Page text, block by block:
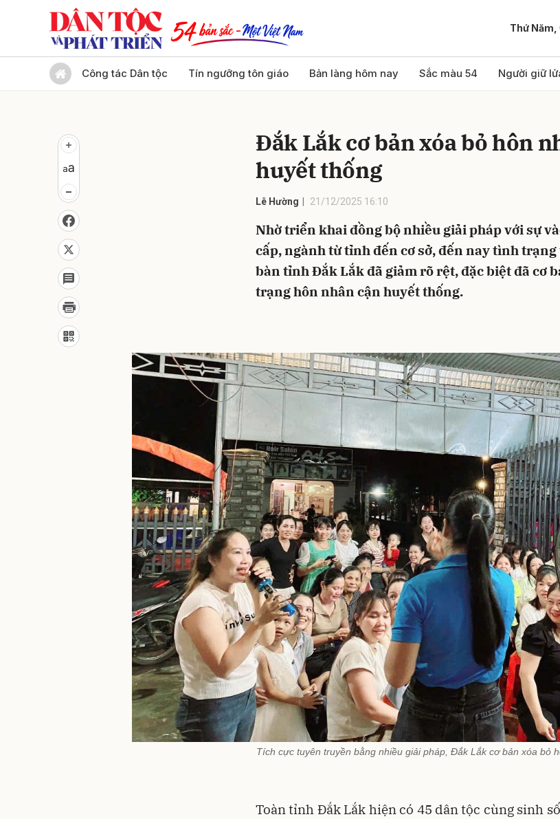
Thứ Năm,
Công tác Dân tộc Tín ngưỡng tôn giáo Bản làng hôm nay Sắc màu 54 Người giữ
Đắk Lắk cơ bản xóa bỏ hôn
huyết thống
Lê Hường 21/12/2025 16:10
Nhờ triển khai đồng bộ nhiều giải pháp với sự
cấp, ngành từ tỉnh đến cơ sở, đến nay tình
bàn tỉnh Đắk Lắk đã giảm rõ rệt, đặc biệt đã cơ
trạng hôn nhân cận huyết thống.
Tích cực tuyên truyền bằng nhiều giải pháp, Đắk Lắk cơ bản xóa bỏ
Toàn tỉnh Đắk Lắk hiện có 45 dân tộc cùng sinh
Gửi bình luận